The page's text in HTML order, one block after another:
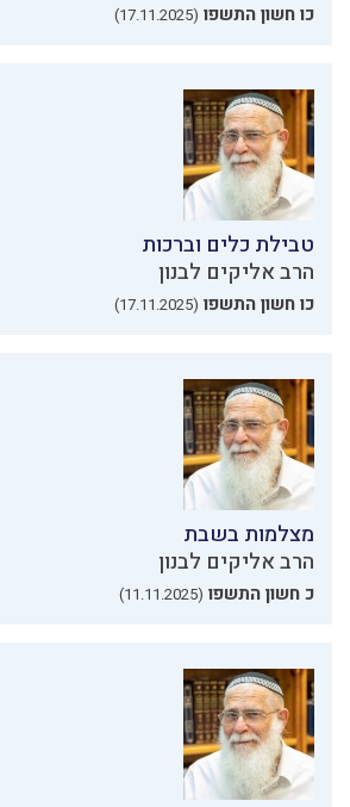
כו חשון התשפו (17.11.2025)
טבילת כלים וברכות
הרב אליקים לבנון
כו חשון התשפו (17.11.2025)
מצלמות בשבת
הרב אליקים לבנון
כ חשון התשפו (11.11.2025)